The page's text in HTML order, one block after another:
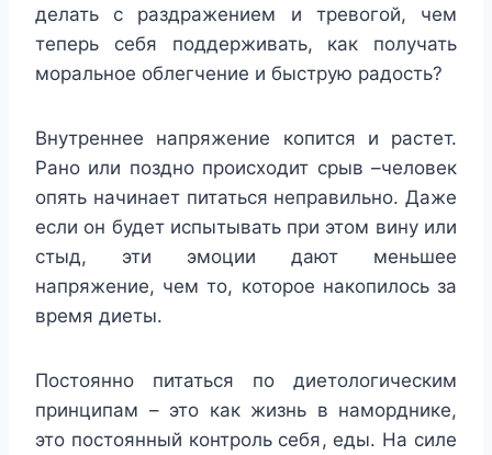
делать с раздражением и тревогой, чем
теперь себя поддерживать, как получать
моральное облегчение и быструю радость?
Внутреннее напряжение копится и растет.
Рано или поздно происходит срыв –человек
опять начинает питаться неправильно. Даже
если он будет испытывать при этом вину или
стыд, эти эмоции дают меньшее
напряжение, чем то, которое накопилось за
время диеты.
Постоянно питаться по диетологическим
принципам – это как жизнь в наморднике,
это постоянный контроль себя, еды. На силе